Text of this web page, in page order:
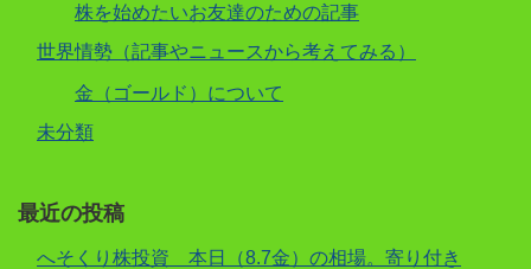
株を始めたいお友達のための記事
世界情勢（記事やニュースから考えてみる）
金（ゴールド）について
未分類
最近の投稿
へそくり株投資 本日（8.7金）の相場。寄り付き